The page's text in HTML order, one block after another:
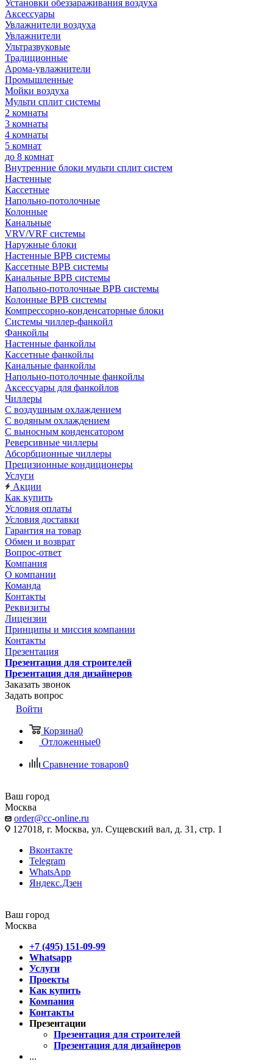
Установки обеззараживания воздуха
Аксессуары
Увлажнители воздуха
Увлажнители
Ультразвуковые
Традиционные
Арома-увлажнители
Промышленные
Мойки воздуха
Мульти сплит системы
2 комнаты
3 комнаты
4 комнаты
5 комнат
до 8 комнат
Внутренние блоки мульти сплит систем
Настенные
Кассетные
Напольно-потолочные
Колонные
Канальные
VRV/VRF системы
Наружные блоки
Настенные ВРВ системы
Кассетные ВРВ системы
Канальные ВРВ системы
Напольно-потолочные ВРВ системы
Колонные ВРВ системы
Компрессорно-конденсаторные блоки
Системы чиллер-фанкойл
Фанкойлы
Настенные фанкойлы
Кассетные фанкойлы
Канальные фанкойлы
Напольно-потолочные фанкойлы
Аксессуары для фанкойлов
Чиллеры
С воздушным охлаждением
С водяным охлаждением
С выносным конденсатором
Реверсивные чиллеры
Абсорбционные чиллеры
Прецизионные кондиционеры
Услуги
Акции
Как купить
Условия оплаты
Условия доставки
Гарантия на товар
Обмен и возврат
Вопрос-ответ
Компания
О компании
Команда
Контакты
Реквизиты
Лицензии
Принципы и миссия компании
Контакты
Презентация
Презентация для строителей
Презентация для дизайнеров
Заказать звонок
Задать вопрос
Войти
Корзина0
Отложенные0
Сравнение товаров0
Ваш город
Москва
order@cc-online.ru
127018, г. Москва, ул. Сущевский вал, д. 31, стр. 1
Вконтакте
Telegram
WhatsApp
Яндекс.Дзен
Ваш город
Москва
+7 (495) 151-09-99
Whatsapp
Услуги
Проекты
Как купить
Компания
Контакты
Презентации
Презентация для строителей
Презентация для дизайнеров
...